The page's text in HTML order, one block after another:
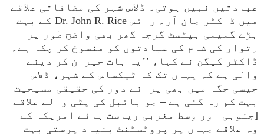
عبادتیں نہیں ہوتی۔ ڈلاس شہر کی مضافاتی علاقے
میں ڈاکٹر جان آر۔ رائس Dr. John R. Rice کے بہت
بڑے گلیلی بپٹسٹ گرجہ گھر بھی واضح طور پر
اِتوار کی شام کی عبادتوں کو منسوخ کر چکا ہے۔
ڈاکٹر کیگن نے کہا، ’’یہ بات حیران کر دینے
والی ہے کہ یہاں تک کہ ٹیکساس کے شہر، ڈلاس
جیسی جگہ میں بھی پرانے دور کی حقیقی مسیحیت
بہت کم رہ گئی ہے – جو بائبل کی پٹی والے علاقے
[جنوبی اور وسط مغربی ریاست ہائے امریکہ کے
وہ علاقے جہاں پر پروٹسٹنٹ بنیاد پرستی بہت